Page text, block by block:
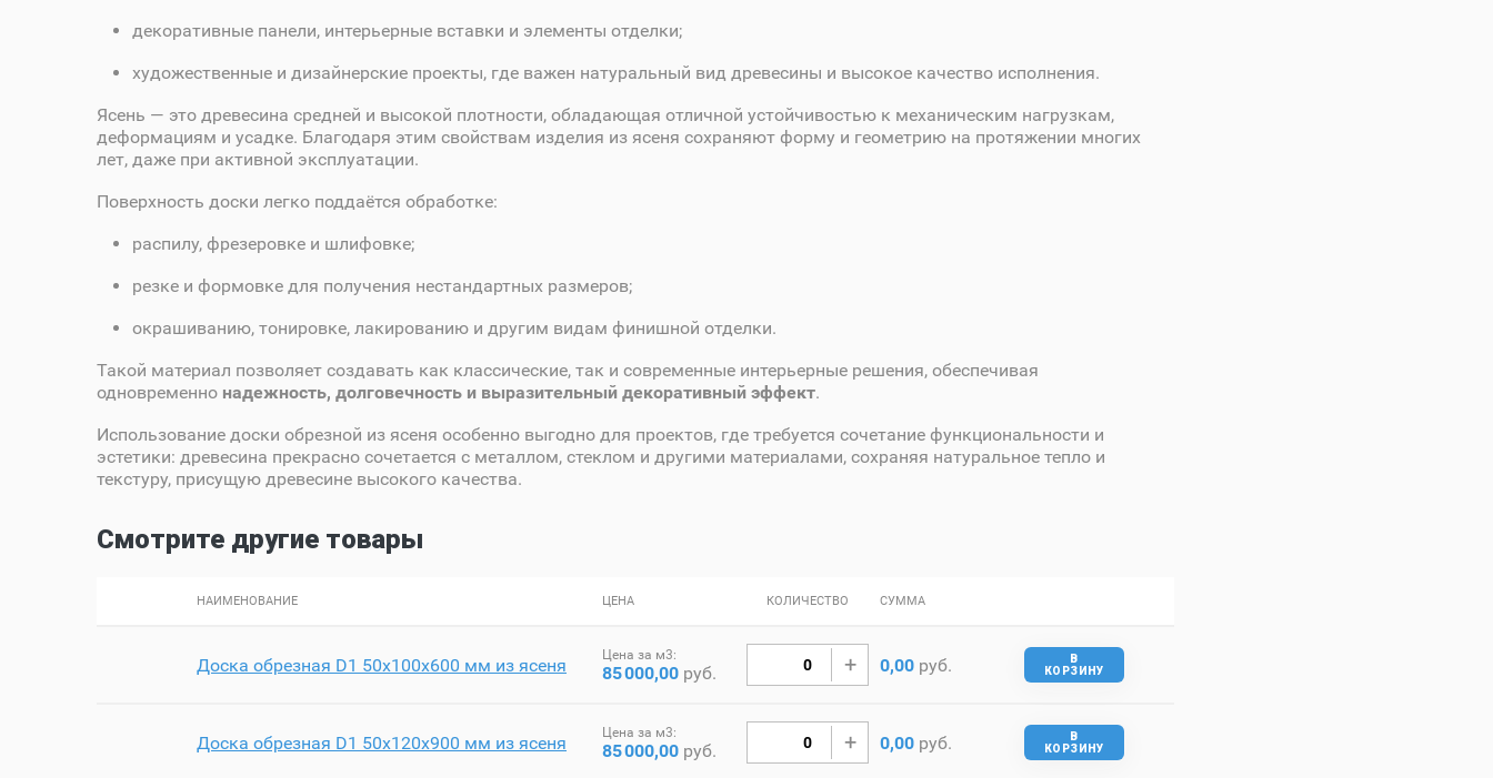
декоративные панели, интерьерные вставки и элементы отделки;
художественные и дизайнерские проекты, где важен натуральный вид древесины и высокое качество исполнения.
Ясень — это древесина средней и высокой плотности, обладающая отличной устойчивостью к механическим нагрузкам,
деформациям и усадке. Благодаря этим свойствам изделия из ясеня сохраняют форму и геометрию на протяжении многих
лет, даже при активной эксплуатации.
Поверхность доски легко поддаётся обработке:
распилу, фрезеровке и шлифовке;
резке и формовке для получения нестандартных размеров;
окрашиванию, тонировке, лакированию и другим видам финишной отделки.
Такой материал позволяет создавать как классические, так и современные интерьерные решения, обеспечивая
одновременно надежность, долговечность и выразительный декоративный эффект.
Использование доски обрезной из ясеня особенно выгодно для проектов, где требуется сочетание функциональности и
эстетики: древесина прекрасно сочетается с металлом, стеклом и другими материалами, сохраняя натуральное тепло и
текстуру, присущую древесине высокого качества.
Смотрите другие товары
НАИМЕНОВАНИЕ ЦЕНА КОЛИЧЕСТВО СУММА
Доска обрезная D1 50х100х600 мм из ясеня Цена за м3:
85000,00 руб. 0,00 руб.
В
КОРЗИНУ
Доска обрезная D1 50х120х900 мм из ясеня Цена за м3:
85000,00 руб. 0,00 руб.
В
КОРЗИНУ